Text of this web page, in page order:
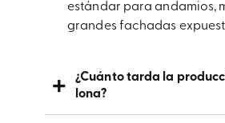
estándar para andamios,
grandes fachadas
¿Cuánto tarda la
lona?